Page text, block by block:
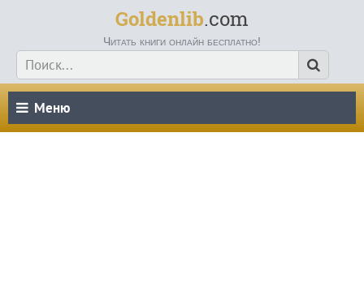
Goldenlib.com
Читать книги онлайн бесплатно!
Меню